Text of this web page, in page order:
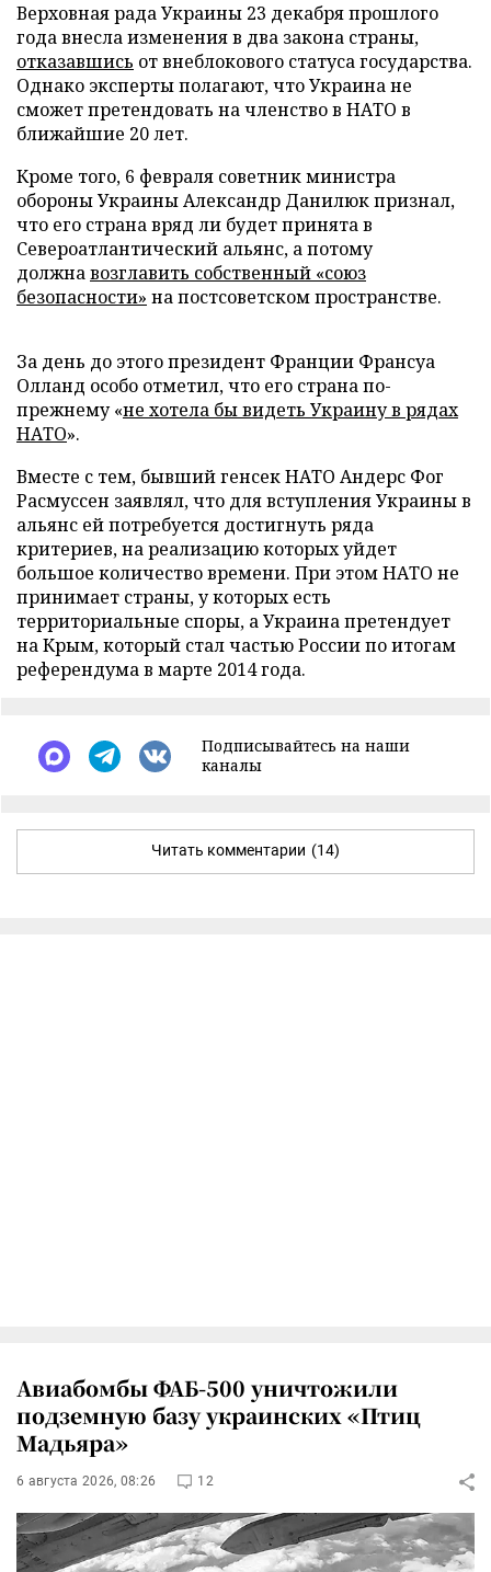
Верховная рада Украины 23 декабря прошлого
года внесла изменения в два закона страны,
отказавшись от внеблокового статуса государства.
Однако эксперты полагают, что Украина не
сможет претендовать на членство в НАТО в
ближайшие 20 лет.
Кроме того, 6 февраля советник министра
обороны Украины Александр Данилюк признал,
что его страна вряд ли будет принята в
Североатлантический альянс, а потому
должнавозглавить собственный «союз
безопасности» на постсоветском пространстве.
За день до этого президент Франции Франсуа
Олланд особо отметил, что его страна по-
прежнему «не хотела бы видеть Украину в рядах
НАТО».
Вместе с тем, бывший генсек НАТО Андерс Фог
Расмуссен заявлял, что для вступления Украины в
альянс ей потребуется достигнуть ряда
критериев, на реализацию которых уйдет
большое количество времени. При этом НАТО не
принимает страны, у которых есть
территориальные споры, а Украина претендует
на Крым, который стал частью России по итогам
референдума в марте 2014 года.
Подписывайтесь на наши
каналы
Читать комментарии (14)
Авиабомбы ФАБ-500 уничтожили
подземную базу украинских «Птиц
Мадьяра»
6 августа 2026, 08:26 12